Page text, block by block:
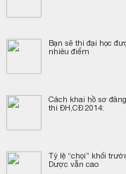
Bạn sẽ thi đại học
nhiêu điểm
Cách khai hồ sơ
thi ĐH,CĐ 2014:
Tỷ lệ “chọi” khối
Dược vẫn cao